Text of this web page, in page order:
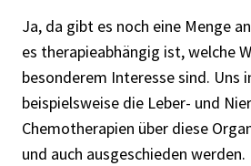
Ja, da gibt es noch eine Menge
es therapieabhängig ist, welche
besonderem Interesse sind. Uns
beispielsweise die Leber- und
Chemotherapien über diese
und auch ausgeschieden